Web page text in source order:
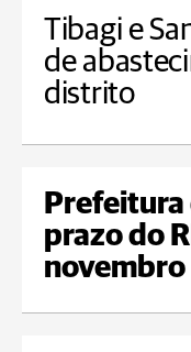
Tibagi e
de
distrito
prazo do
novembro